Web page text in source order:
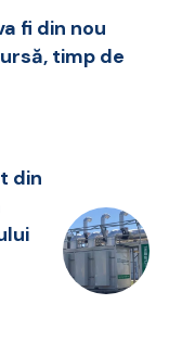
fi din nou
timp de
din